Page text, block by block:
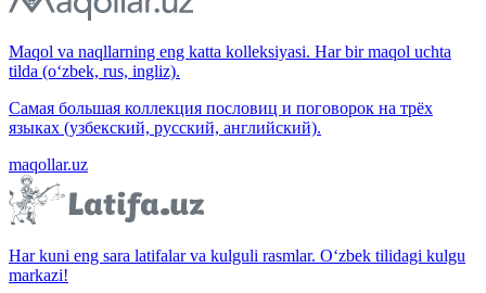
Maqol va naqllarning eng katta kolleksiyasi. Har bir maqol uchta
tilda (o‘zbek, rus, ingliz).
Самая большая коллекция пословиц и поговорок на трёх
языках (узбекский, русский, английский).
maqollar.uz
Har kuni eng sara latifalar va kulguli rasmlar. O‘zbek tilidagi kulgu
markazi!